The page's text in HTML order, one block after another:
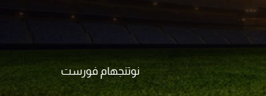
نوتنجهام فورست